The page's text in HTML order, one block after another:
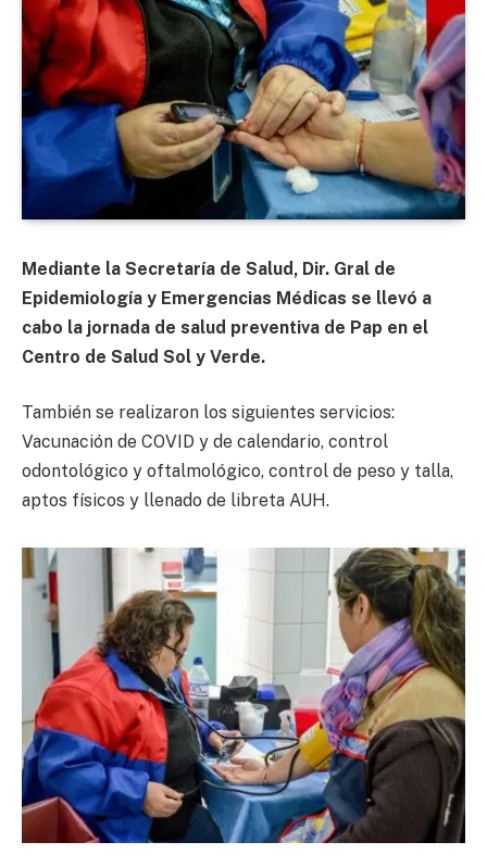
Mediante la Secretaría de Salud, Dir. Gral de
Epidemiología y Emergencias Médicas se llevó a
cabo la jornada de salud preventiva de Pap en el
Centro de Salud Sol y Verde.
También se realizaron los siguientes servicios:
Vacunación de COVID y de calendario, control
odontológico y oftalmológico, control de peso y talla,
aptos físicos y llenado de libreta AUH.